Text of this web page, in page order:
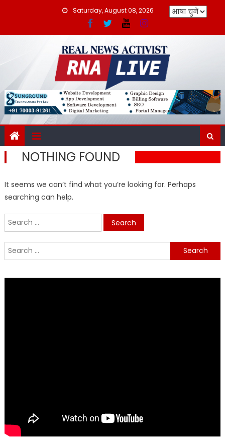
Saturday, August 08, 2026
NOTHING FOUND
It seems we can’t find what you’re looking for. Perhaps
searching can help.
Search
for:
Search
for: